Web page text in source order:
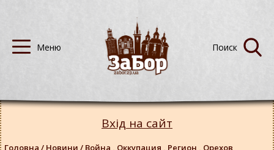
Вхід на сайт
Головна / Новини / Война , Оккупация , Регион , Орехов